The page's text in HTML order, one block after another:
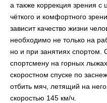
а также коррекция зрения
чёткого и комфортного
зависит качество жизни
необходимо не только на
но и при занятиях спортом.
спортсмену на горных
скоростном спуске по
отбить мяч, летящий на
скоростью 145 км/ч.